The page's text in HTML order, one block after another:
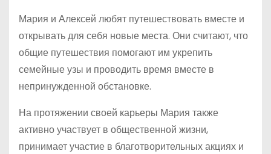
Мария и Алексей любят путешествовать вместе и
открывать для себя новые места. Они считают, что
общие путешествия помогают им укрепить
семейные узы и проводить время вместе в
непринужденной обстановке.
На протяжении своей карьеры Мария также
активно участвует в общественной жизни,
принимает участие в благотворительных акциях и